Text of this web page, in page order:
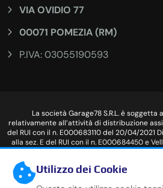
VIA OVIDIO 77
00071 POMEZIA (RM)
P.IVA: 03055190593
La società Garage78 S.R.L. è soggetta
relativamente all’attività di distribuzione
del RUI con il n. E000683110 del 20/04/2021
alla sez. E del RUI con il n. E000684450 e
E000211944. I dati sono consultabili nel
www.servizi.ivass.it/RuirPubblica Si ricorda
di avvalersi di altri eventuali sistemi di
controversie previsti dalla normativa
Utilizzo dei Cookie